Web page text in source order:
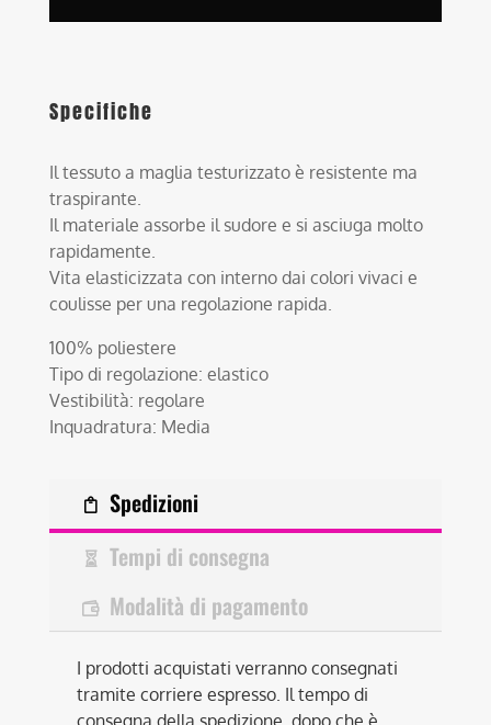
Specifiche
Il tessuto a maglia testurizzato è resistente ma
traspirante.
Il materiale assorbe il sudore e si asciuga molto
rapidamente.
Vita elasticizzata con interno dai colori vivaci e
coulisse per una regolazione rapida.
100% poliestere
Tipo di regolazione: elastico
Vestibilità: regolare
Inquadratura: Media
Spedizioni
Tempi di consegna
Modalità di pagamento
I prodotti acquistati verranno consegnati
tramite corriere espresso. Il tempo di
consegna della spedizione, dopo che è